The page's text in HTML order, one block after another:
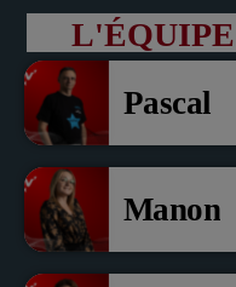
Pascal
Manon